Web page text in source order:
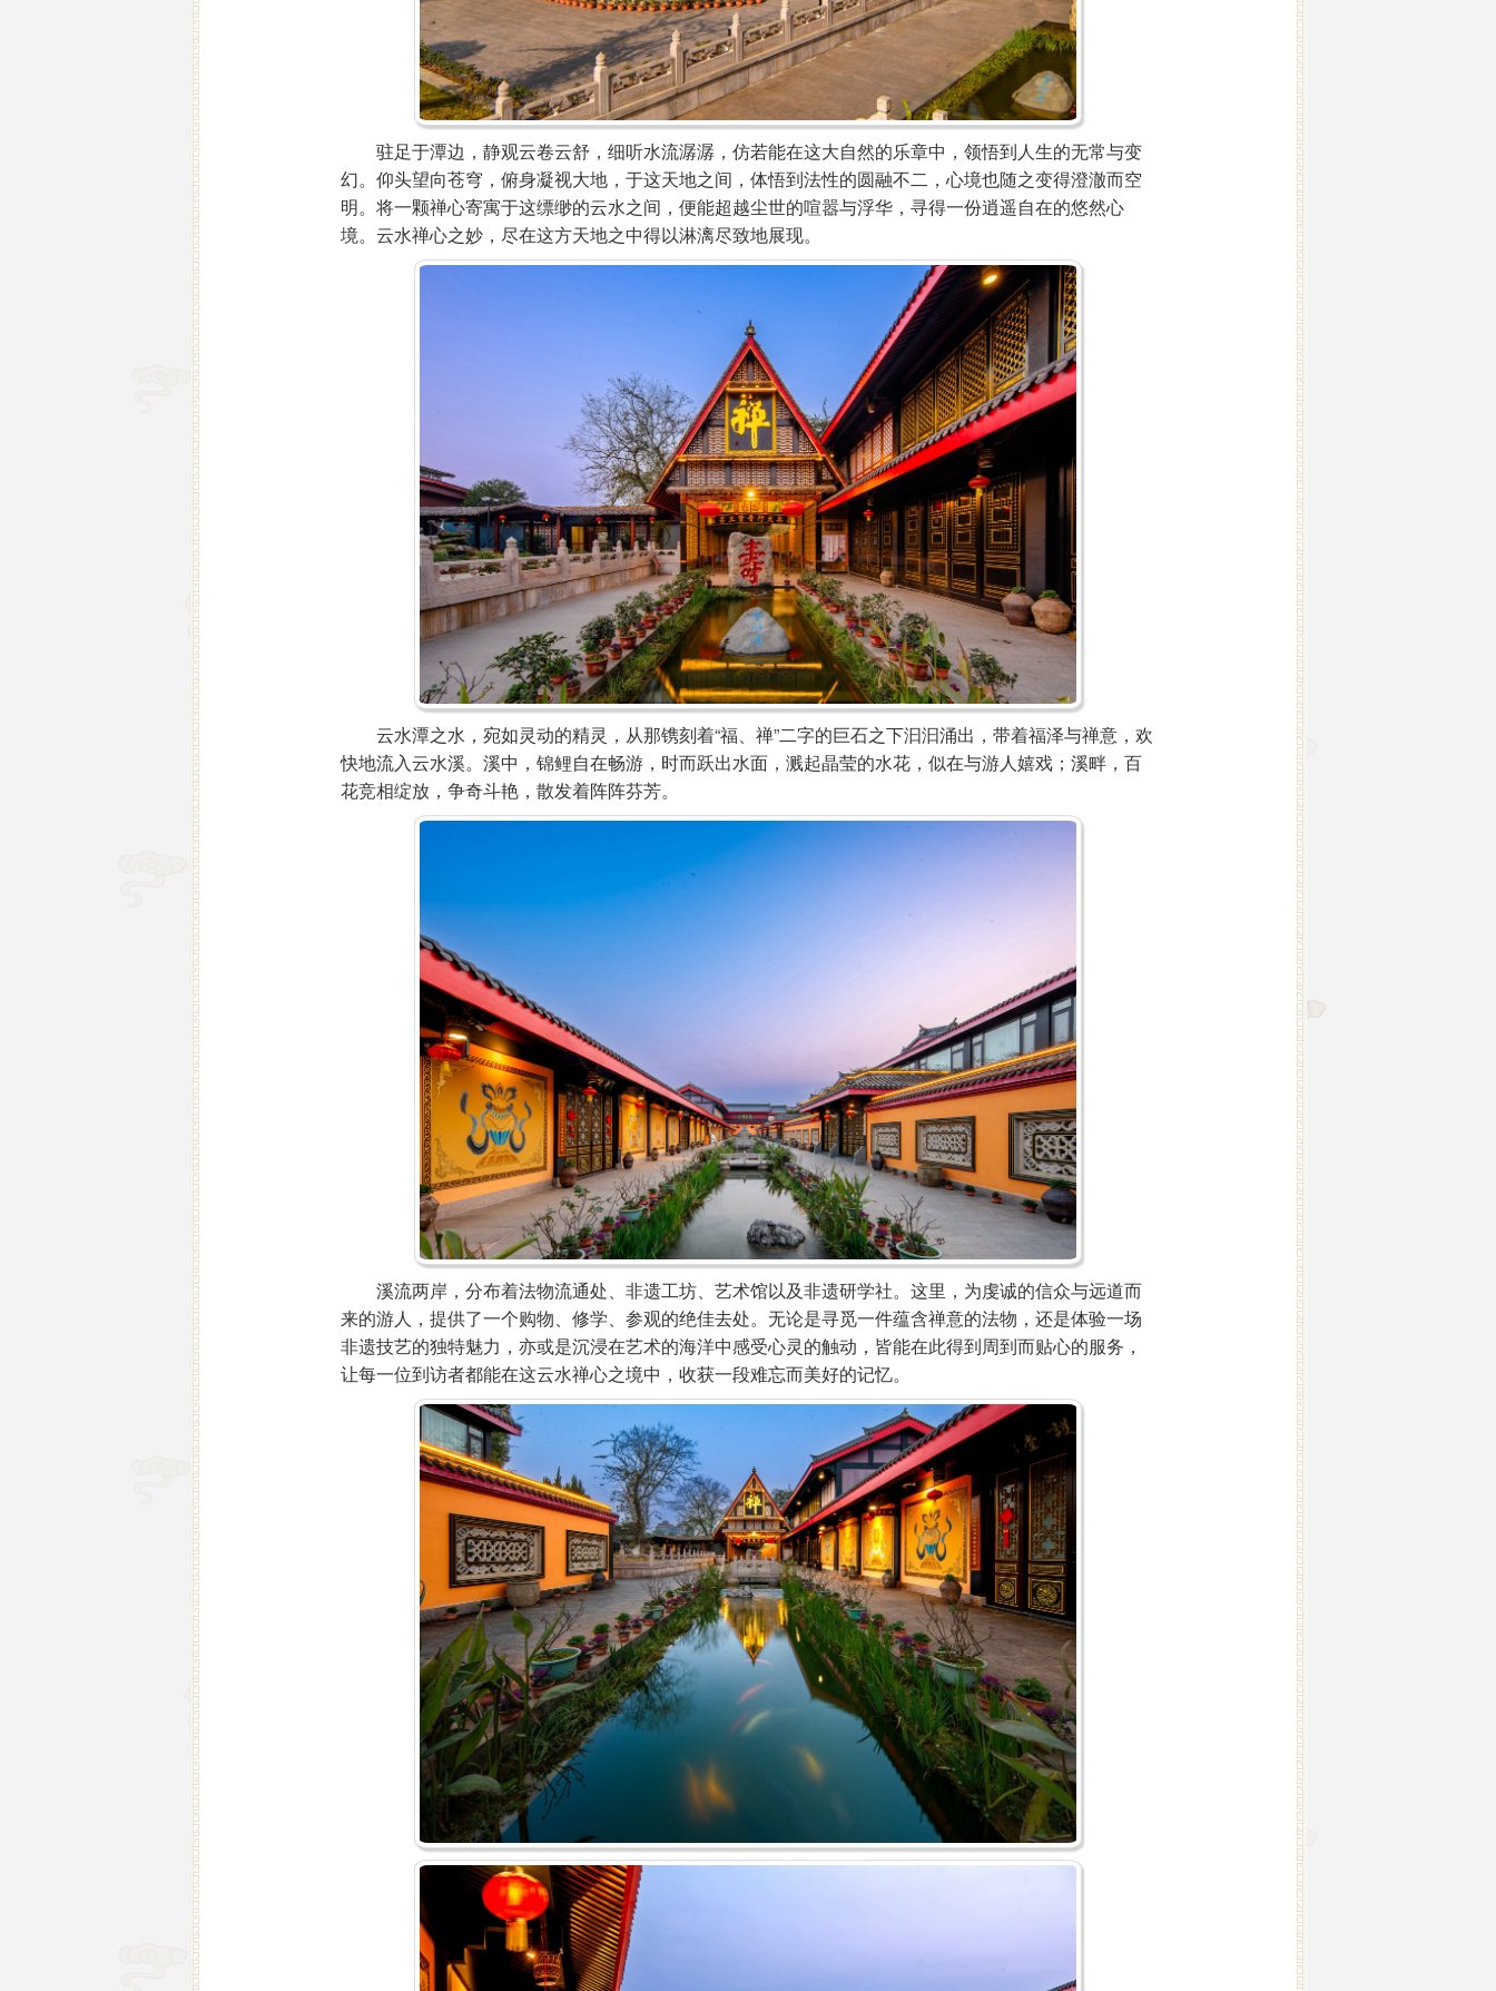
驻足于潭边，静观云卷云舒，细听水流潺潺，仿若能在这大自然的乐章中，领悟到人生的无常与变
幻。仰头望向苍穹，俯身凝视大地，于这天地之间，体悟到法性的圆融不二，心境也随之变得澄澈而空
明。将一颗禅心寄寓于这缥缈的云水之间，便能超越尘世的喧嚣与浮华，寻得一份逍遥自在的悠然心
境。云水禅心之妙，尽在这方天地之中得以淋漓尽致地展现。
云水潭之水，宛如灵动的精灵，从那镌刻着“福、禅”二字的巨石之下汩汩涌出，带着福泽与禅意，欢
快地流入云水溪。溪中，锦鲤自在畅游，时而跃出水面，溅起晶莹的水花，似在与游人嬉戏；溪畔，百
花竞相绽放，争奇斗艳，散发着阵阵芬芳。
溪流两岸，分布着法物流通处、非遗工坊、艺术馆以及非遗研学社。这里，为虔诚的信众与远道而
来的游人，提供了一个购物、修学、参观的绝佳去处。无论是寻觅一件蕴含禅意的法物，还是体验一场
非遗技艺的独特魅力，亦或是沉浸在艺术的海洋中感受心灵的触动，皆能在此得到周到而贴心的服务，
让每一位到访者都能在这云水禅心之境中，收获一段难忘而美好的记忆。